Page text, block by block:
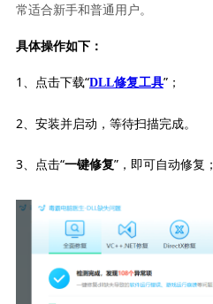
常适合新手和普通用户。
具体操作如下：
1、点击下载“DLL修复工具”；
2、安装并启动，等待扫描完成。
3、点击“一键修复”，即可自动修复；